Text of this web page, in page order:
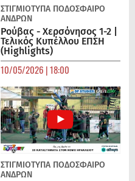
ΣΤΙΓΜΙΟΤΥΠΑ ΠΟΔΌΣΦΑΙΡΟ
ΑΝΔΡΏΝ
Ρούβας - Χερσόνησος 1-2 |
Τελικός Κυπέλλου ΕΠΣΗ
(Highlights)
10/05/2026 | 18:00
ΣΤΙΓΜΙΟΤΥΠΑ ΠΟΔΌΣΦΑΙΡΟ
ΑΝΔΡΏΝ